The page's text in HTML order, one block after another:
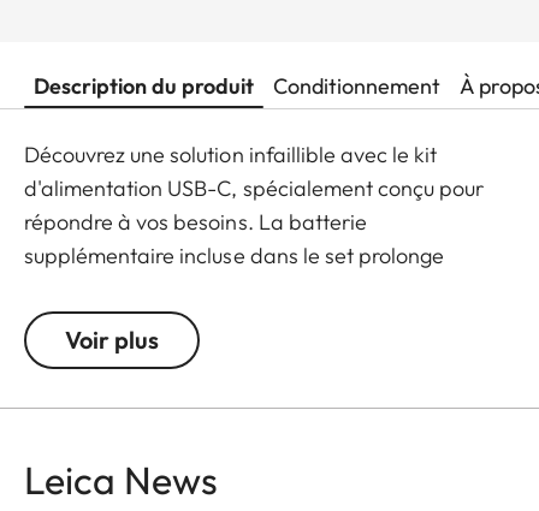
Description du produit Conditionnement À
Découvrez une solution infaillible avec le kit
d'alimentation USB-C, spécialement conçu pour
répondre à vos besoins. La batterie
supplémentaire incluse dans le set prolonge
permet de ne jamais manquer un moment.
Voir plus
Leica News